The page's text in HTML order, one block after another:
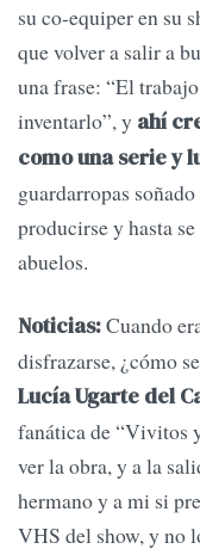
su co-equiper en su
que volver a salir a
una frase: “El
inventarlo”, y ahí
como una serie y
guardarropas
producirse y hasta
abuelos.
Noticias:Cuando
disfrazarse, ¿cómo
Lucía Ugarte del
fanática de “Vivitos
ver la obra, y a la
hermano y a mi si
VHS del show, y no